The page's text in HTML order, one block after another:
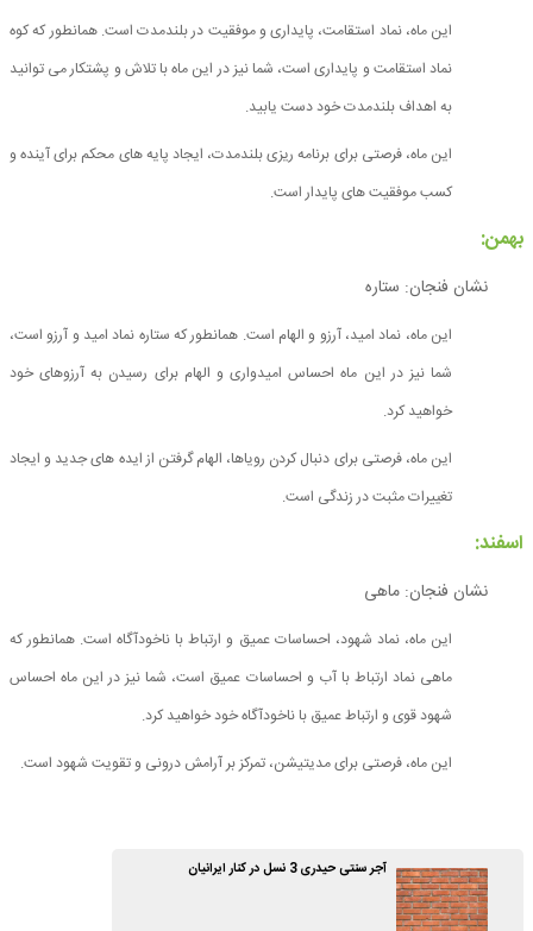
این ماه، نماد استقامت، پایداری و موفقیت در بلندمدت است. همانطور که کوه
نماد استقامت و پایداری است، شما نیز در این ماه با تلاش و پشتکار می توانید
به اهداف بلندمدت خود دست یابید.
این ماه، فرصتی برای برنامه ریزی بلندمدت، ایجاد پایه های محکم برای آینده و
کسب موفقیت های پایدار است.
بهمن:
نشان فنجان: ستاره
این ماه، نماد امید، آرزو و الهام است. همانطور که ستاره نماد امید و آرزو است،
شما نیز در این ماه احساس امیدواری و الهام برای رسیدن به آرزوهای خود
خواهید کرد.
این ماه، فرصتی برای دنبال کردن رویاها، الهام گرفتن از ایده های جدید و ایجاد
تغییرات مثبت در زندگی است.
اسفند:
نشان فنجان: ماهی
این ماه، نماد شهود، احساسات عمیق و ارتباط با ناخودآگاه است. همانطور که
ماهی نماد ارتباط با آب و احساسات عمیق است، شما نیز در این ماه احساس
شهود قوی و ارتباط عمیق با ناخودآگاه خود خواهید کرد.
این ماه، فرصتی برای مدیتیشن، تمرکز بر آرامش درونی و تقویت شهود است.
آجر سنتی حیدری 3 نسل در کنار ایرانیان